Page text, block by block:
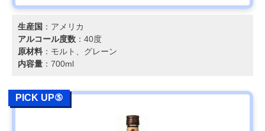
生産国 ：アメリカ
アルコール度数 ：40度
原材料 ：モルト、グレーン
内容量 ：700ml
PICK UP⑤